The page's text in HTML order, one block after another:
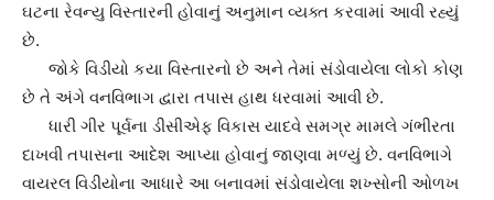
ઘટના રેવન્યુ વિસ્તારની હોવાનું અનુમાન વ્યક્ત કરવામાં આવી રહ્યું
છે.
જોકે વિડીયો કયા વિસ્તારનો છે અને તેમાં સંડોવાયેલા લોકો કોણ
છે તે અંગે વનવિભાગ દ્વારા તપાસ હાથ ધરવામાં આવી છે.
ધારી ગીર પૂર્વના ડીસીએફ વિકાસ યાદવે સમગ્ર મામલે ગંભીરતા
દાખવી તપાસના આદેશ આપ્યા હોવાનું જાણવા મળ્યું છે. વનવિભાગે
વાયરલ વિડીયોના આધારે આ બનાવમાં સંડોવાયેલા શખ્સોની ઓળખ